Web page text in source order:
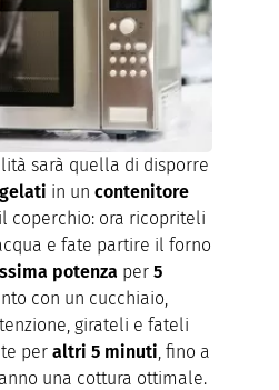
sarà quella di disporre
in un contenitore
coperchio: ora ricopriteli
e fate partire il forno
potenza per 5
con un cucchiaio,
girateli e fateli
per altri 5 minuti, fino a
una cottura ottimale.